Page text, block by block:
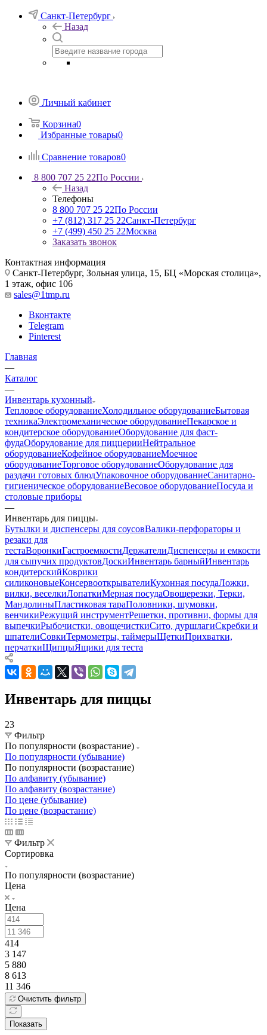
Санкт-Петербург
Назад
Личный кабинет
Корзина0
Избранные товары0
Сравнение товаров0
8 800 707 25 22По России
Назад
Телефоны
8 800 707 25 22По России
+7 (812) 317 25 22Санкт-Петербург
+7 (499) 450 25 22Москва
Заказать звонок
Контактная информация
Санкт-Петербург, Зольная улица, 15, БЦ «Морская столица»,
1 этаж, офис 106
sales@1tmp.ru
Вконтакте
Telegram
Pinterest
Главная
—
Каталог
—
Инвентарь кухонный
Тепловое оборудованиеХолодильное оборудованиеБытовая
техникаЭлектромеханическое оборудованиеПекарское и
кондитерское оборудованиеОборудование для фаст-
фудаОборудование для пиццерииНейтральное
оборудованиеКофейное оборудованиеМоечное
оборудованиеТорговое оборудованиеОборудование для
раздачи готовых блюдУпаковочное оборудованиеСанитарно-
гигиеническое оборудованиеВесовое оборудованиеПосуда и
столовые приборы
—
Инвентарь для пиццы
Бутылки и диспенсеры для соусовВалики-перфораторы и
резаки для
тестаВоронкиГастроемкостиДержателиДиспенсеры и емкости
для сыпучих продуктовДоскиИнвентарь барныйИнвентарь
кондитерскийКоврики
силиконовыеКонсервооткрывателиКухонная посудаЛожки,
вилки, веселкиЛопаткиМерная посудаОвощерезки, Терки,
МандолиныПластиковая тараПоловники, шумовки,
венчикиРежущий инструментРешетки, противни, формы для
выпечкиРыбочистки, овощечисткиСито, дуршлагиСкребки и
шпателиСовкиТермометры, таймерыЩеткиПрихватки,
перчаткиЩипцыЯщики для теста
Инвентарь для пиццы
23
Фильтр
По популярности (возрастание)
По популярности (убывание)
По популярности (возрастание)
По алфавиту (убывание)
По алфавиту (возрастание)
По цене (убывание)
По цене (возрастание)
Фильтр
Сортировка
По популярности (возрастание)
Цена
Цена
414
3 147
5 880
8 613
11 346
Очистить фильтр
Показать